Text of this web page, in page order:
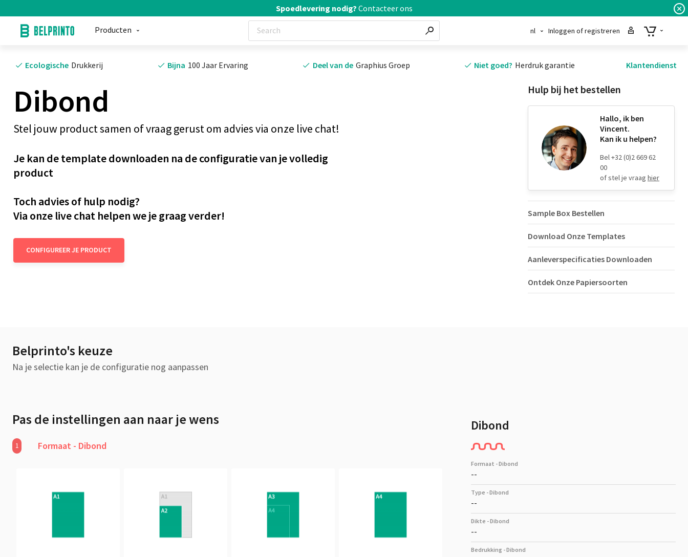
Spoedlevering nodig? Contacteer ons
Producten nl Inloggen of registreren
Ecologische Drukkerij Bijna 100 Jaar Ervaring Deel van de Graphius Groep Niet goed? Herdruk garantie Klantendienst
Dibond
Stel jouw product samen of vraag gerust om advies via onze live chat!
Je kan de template downloaden na de configuratie van je volledig
product
Toch advies of hulp nodig?
Via onze live chat helpen we je graag verder!
CONFIGUREER JE PRODUCT
Hulp bij het bestellen
Hallo, ik ben
Vincent.
Kan ik u helpen?
Bel +32 (0)2 669 62
00
of stel je vraag hier
Sample Box Bestellen
Download Onze Templates
Aanleverspecificaties Downloaden
Ontdek Onze Papiersoorten
Belprinto's keuze
Na je selectie kan je de configuratie nog aanpassen
Pas de instellingen aan naar je wens
1 Formaat - Dibond
Dibond
Formaat - Dibond
--
Type - Dibond
--
Dikte - Dibond
--
Bedrukking - Dibond